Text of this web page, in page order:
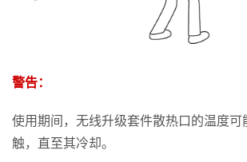
警告：
使用期间，无线升级套件散热口的温度可
触，直至其冷却。